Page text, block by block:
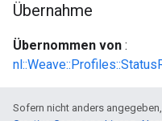
Übernahme
Übernommen von :
Sofern nicht anders